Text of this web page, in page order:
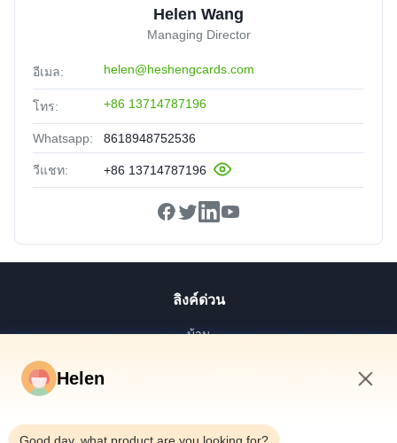
Helen Wang
Managing Director
อีเมล: helen@heshengcards.com
โทร: +86 13714787196
Whatsapp: 8618948752536
วีแชท: +86 13714787196
ลิงค์ด่วน
บ้าน
Helen